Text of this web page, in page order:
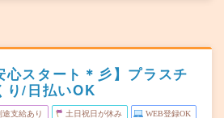
心スタート＊彡】プラスチ
り/日払いOK
途支給あり 土日祝日が休み WEB登録OK